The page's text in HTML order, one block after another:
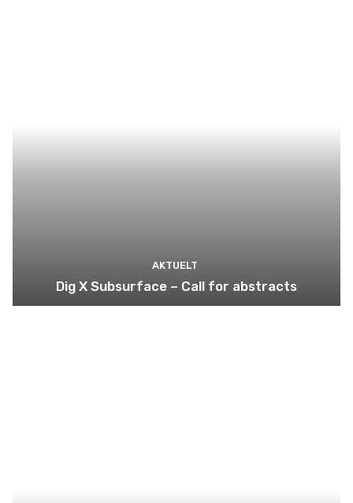
AKTUELT
Dig X Subsurface – Call for abstracts